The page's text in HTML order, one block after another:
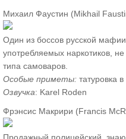
Михаил Фаустин (Mikhail
Один из боссов русской
употребляемых наркотиков,
типа самоваров.
Особые приметы: татуровка
Озвучка: Karel Roden
Фрэнсис Макрири (Francis